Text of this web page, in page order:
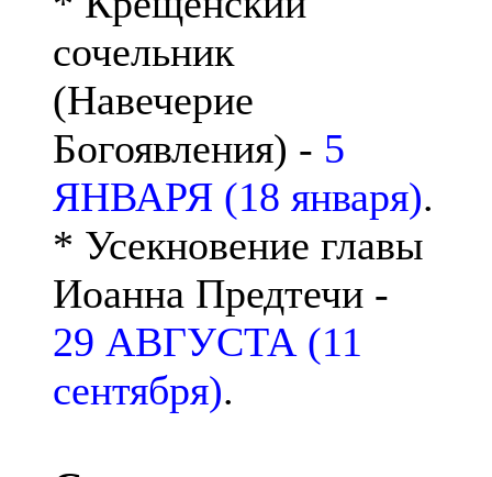
сочельник
(Навечерие
Богоявления) - 5
ЯНВАРЯ (18 января).
* Усекновение главы
Иоанна Предтечи -
29 АВГУСТА (11
сентября).